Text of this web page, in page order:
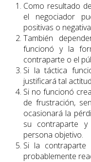
Como resultado
el negociador
positivas o
También
funcionó y la
contraparte o el
Si la táctica
justificará tal
Si no funcionó
de frustración,
ocasionará la
su contraparte
persona objetivo.
Si la contraparte
probablemente